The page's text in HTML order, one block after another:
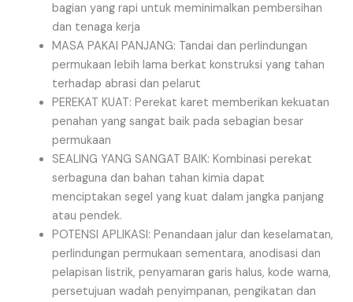
bagian yang rapi untuk meminimalkan pembersihan
dan tenaga kerja
MASA PAKAI PANJANG: Tandai dan perlindungan
permukaan lebih lama berkat konstruksi yang tahan
terhadap abrasi dan pelarut
PEREKAT KUAT: Perekat karet memberikan kekuatan
penahan yang sangat baik pada sebagian besar
permukaan
SEALING YANG SANGAT BAIK: Kombinasi perekat
serbaguna dan bahan tahan kimia dapat
menciptakan segel yang kuat dalam jangka panjang
atau pendek.
POTENSI APLIKASI: Penandaan jalur dan keselamatan,
perlindungan permukaan sementara, anodisasi dan
pelapisan listrik, penyamaran garis halus, kode warna,
persetujuan wadah penyimpanan, pengikatan dan